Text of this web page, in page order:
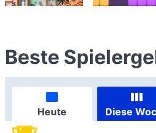
Beste
Heute Diese